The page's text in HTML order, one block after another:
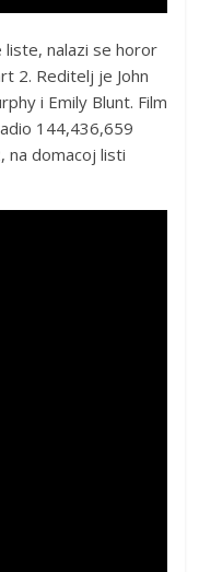
nalazi se horor
2. Reditelj je John
i Emily Blunt. Film
144,436,659
na domacoj listi